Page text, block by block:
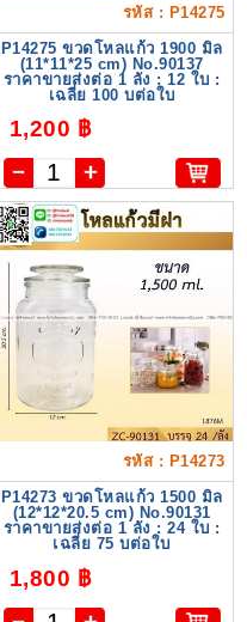
รหัส : P14275
P14275 ขวดโหลแก้ว 1900 มิล
(11*11*25 cm) No.90137
ราคาขายส่งต่อ 1 ลัง : 12 ใบ :
เฉลี่ย 100 บต่อใบ
1,200 ฿
รหัส : P14273
P14273 ขวดโหลแก้ว 1500 มิล
(12*12*20.5 cm) No.90131
ราคาขายส่งต่อ 1 ลัง : 24 ใบ :
เฉลี่ย 75 บต่อใบ
1,800 ฿